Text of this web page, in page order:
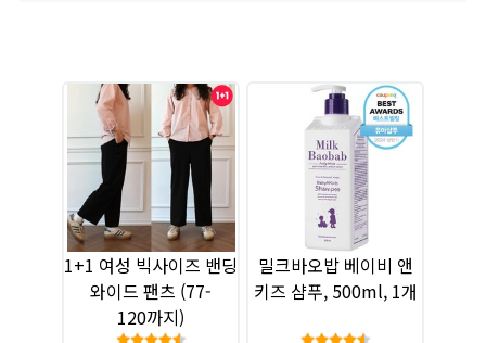
1+1 여성 빅사이즈 밴딩
와이드 팬츠 (77-
120까지)
밀크바오밥 베이비 앤
키즈 샴푸, 500ml, 1개